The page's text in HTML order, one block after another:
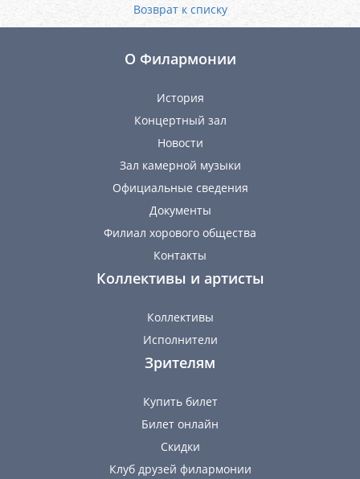
Возврат к списку
О Филармонии
История
Концертный зал
Новости
Зал камерной музыки
Официальные сведения
Документы
Филиал хорового общества
Контакты
Коллективы и артисты
Коллективы
Исполнители
Зрителям
Купить билет
Билет онлайн
Скидки
Клуб друзей филармонии